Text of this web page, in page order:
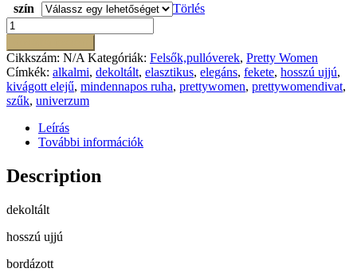
szín
Törlés
Gitta
felső
mennyiség
Cikkszám: N/A Kategóriák: Felsők,pullóverek, Pretty Women
Címkék: alkalmi, dekoltált, elasztikus, elegáns, fekete, hosszú ujjú,
kivágott elejű, mindennapos ruha, prettywomen, prettywomendivat,
szűk, univerzum
Leírás
További információk
Description
dekoltált
hosszú ujjú
bordázott